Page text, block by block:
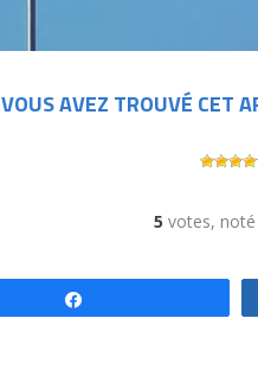
VOUS AVEZ TROUVÉ CET
5 votes, noté